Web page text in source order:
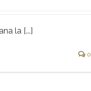
la [...]
0